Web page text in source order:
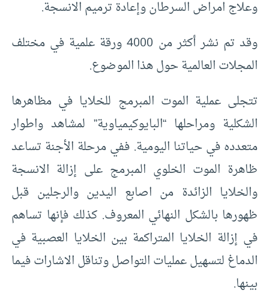
وعلاج امراض السرطان وإعادة ترميم الانسجة.
وقد تم نشر أكثر من 4000 ورقة علمية في مختلف
المجلات العالمية حول هذا الموضوع.
تتجلى عملية الموت المبرمج للخلايا في مظاهرها
الشكلية ومراحلها “البايوكيمياوية” لمشاهد واطوار
متعدده في حياتنا اليومية. ففي مرحلة الأجنة تساعد
ظاهرة الموت الخلوي المبرمج على إزالة الانسجة
والخلايا الزائدة من اصابع اليدين والرجلين قبل
ظهورها بالشكل النهائي المعروف. كذلك فإنها تساهم
في إزالة الخلايا المتراكمة بين الخلايا العصبية في
الدماغ لتسهيل عمليات التواصل وتناقل الاشارات فيما
بينها.